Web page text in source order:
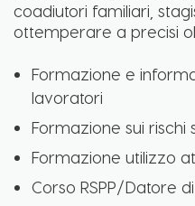
coadiutori familiari,
ottemperare a precisi
Formazione e
lavoratori
Formazione sui rischi
Formazione utilizzo
Corso RSPP/Datore